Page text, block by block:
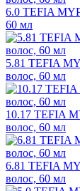
6.0 TEFIA
60 мл
5.81 TEFIA
волос, 60 мл
10.17 TEFIA
волос, 60 мл
6.81 TEFIA
волос, 60 мл